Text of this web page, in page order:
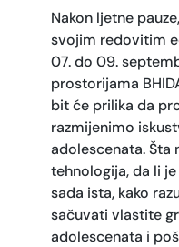
Nakon ljetne
svojim redovitim
07. do 09.
prostorijama
bit će prilika da
razmijenimo
adolescenata. Šta
tehnologija, da li
sada ista, kako
sačuvati vlastite
adolescenata i